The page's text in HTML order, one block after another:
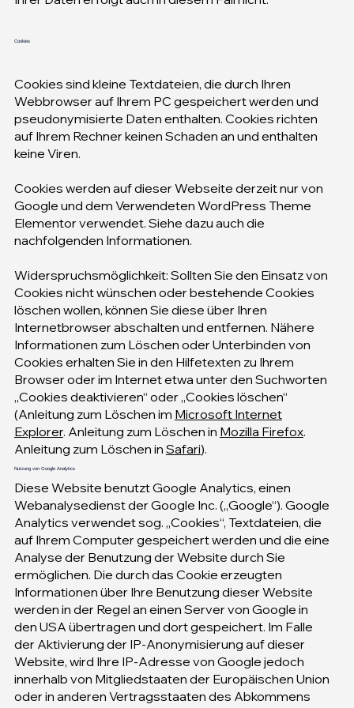
Cookies
Cookies sind kleine Textdateien, die durch Ihren
Webbrowser auf Ihrem PC gespeichert werden und
pseudonymisierte Daten enthalten. Cookies richten
auf Ihrem Rechner keinen Schaden an und enthalten
keine Viren.
Cookies werden auf dieser Webseite derzeit nur von
Google und dem Verwendeten WordPress Theme
Elementor verwendet. Siehe dazu auch die
nachfolgenden Informationen.
Widerspruchsmöglichkeit: Sollten Sie den Einsatz von
Cookies nicht wünschen oder bestehende Cookies
löschen wollen, können Sie diese über Ihren
Internetbrowser abschalten und entfernen. Nähere
Informationen zum Löschen oder Unterbinden von
Cookies erhalten Sie in den Hilfetexten zu Ihrem
Browser oder im Internet etwa unter den Suchworten
„Cookies deaktivieren“ oder „Cookies löschen“
(Anleitung zum Löschen im Microsoft Internet
Explorer. Anleitung zum Löschen in Mozilla Firefox.
Anleitung zum Löschen in Safari).
Nutzung von Google Analytics
Diese Website benutzt Google Analytics, einen
Webanalysedienst der Google Inc. („Google“). Google
Analytics verwendet sog. „Cookies“, Textdateien, die
auf Ihrem Computer gespeichert werden und die eine
Analyse der Benutzung der Website durch Sie
ermöglichen. Die durch das Cookie erzeugten
Informationen über Ihre Benutzung dieser Website
werden in der Regel an einen Server von Google in
den USA übertragen und dort gespeichert. Im Falle
der Aktivierung der IP-Anonymisierung auf dieser
Website, wird Ihre IP-Adresse von Google jedoch
innerhalb von Mitgliedstaaten der Europäischen Union
oder in anderen Vertragsstaaten des Abkommens